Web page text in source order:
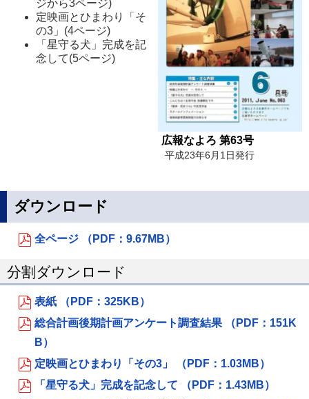
広報なよろ 第63号
平成23年6月1日発行
ジから3ページ)
定映画とひまわり「そ
の3」(4ページ)
「星守る犬」完成を記
念して(5ページ)
ダウンロード
全ページ （PDF：9.67MB）
分割ダウンロード
表紙 （PDF：325KB）
総合計画後期計画アンケート調査結果 （PDF：151K
B）
定映画とひまわり「その3」 （PDF：1.03MB）
「星守る犬」完成を記念して （PDF：1.43MB）